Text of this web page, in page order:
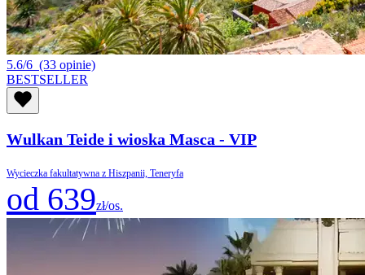
5.6/6 (33 opinie)
BESTSELLER
Wulkan Teide i wioska Masca - VIP
Wycieczka fakultatywna z Hiszpanii, Teneryfa
od 639zł/os.